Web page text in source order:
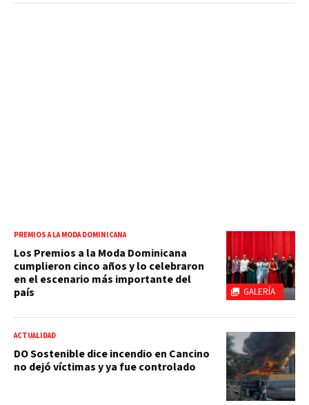
GALERÍA
PREMIOS A LA MODA DOMINICANA
Los Premios a la Moda Dominicana
cumplieron cinco años y lo celebraron
en el escenario más importante del
país
ACTUALIDAD
DO Sostenible dice incendio en Cancino
no dejó víctimas y ya fue controlado